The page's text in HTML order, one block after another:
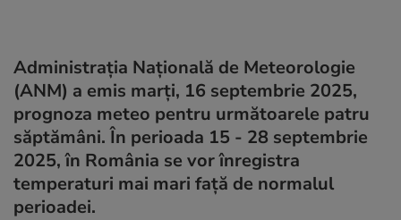
Administrația Națională de Meteorologie
(ANM) a emis marți, 16 septembrie 2025,
prognoza meteo pentru următoarele patru
săptămâni. În perioada 15 - 28 septembrie
2025, în România se vor înregistra
temperaturi mai mari față de normalul
perioadei.